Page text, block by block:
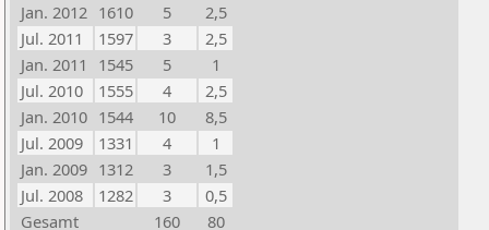
Jan. 2012 1610 5
2,5
Jul. 2011
1597 3
2,5
Jan. 2011
1545 5
1
Jul. 2010
1555 4
2,5
Jan. 2010 1544 10
8,5
Jul. 2009
1331 4
1
Jan. 2009 1312 3
1,5
Jul. 2008
1282 3
0,5
Gesamt
160 80